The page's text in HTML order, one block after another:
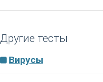
Другие тесты
Вирусы